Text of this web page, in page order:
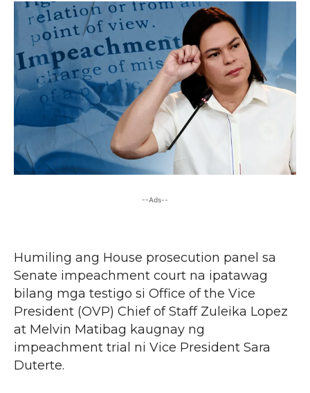
--Ads--
Humiling ang House prosecution panel sa
Senate impeachment court na ipatawag
bilang mga testigo si Office of the Vice
President (OVP) Chief of Staff Zuleika Lopez
at Melvin Matibag kaugnay ng
impeachment trial ni Vice President Sara
Duterte.